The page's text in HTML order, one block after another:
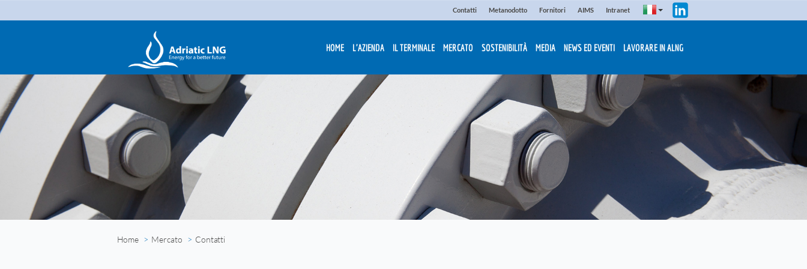
Contatti Metanodotto Fornitori AIMS Intranet
HOME L'AZIENDA IL TERMINALE MERCATO SOSTENIBILITÀ MEDIA NEWS ED EVENTI LAVORARE IN ALNG
Home Mercato Contatti